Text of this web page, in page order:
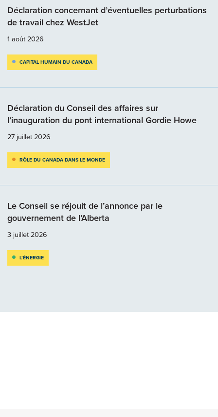
Déclaration concernant d’éventuelles perturbations
de travail chez WestJet
1 août 2026
CAPITAL HUMAIN DU CANADA
Déclaration du Conseil des affaires sur
l’inauguration du pont international Gordie Howe
27 juillet 2026
RÔLE DU CANADA DANS LE MONDE
Le Conseil se réjouit de l’annonce par le
gouvernement de l’Alberta
3 juillet 2026
L’ÉNERGIE